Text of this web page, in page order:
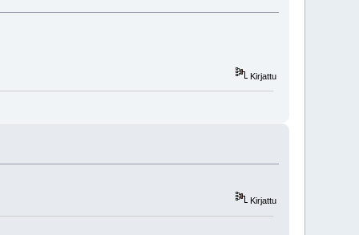
Kirjattu
Kirjattu